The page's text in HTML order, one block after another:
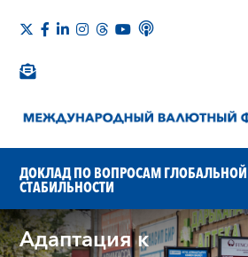
ДОКЛАД ПО ВОПРОСАМ
СТАБИЛЬНОСТИ
Адаптация к